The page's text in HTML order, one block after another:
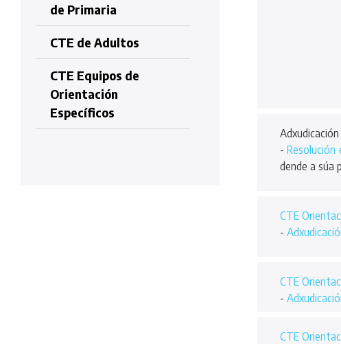
de Primaria
CTE de Adultos
CTE Equipos de
Orientación
Específicos
-Resolución
dende a súa
CTE
-
CTE
-
CTE